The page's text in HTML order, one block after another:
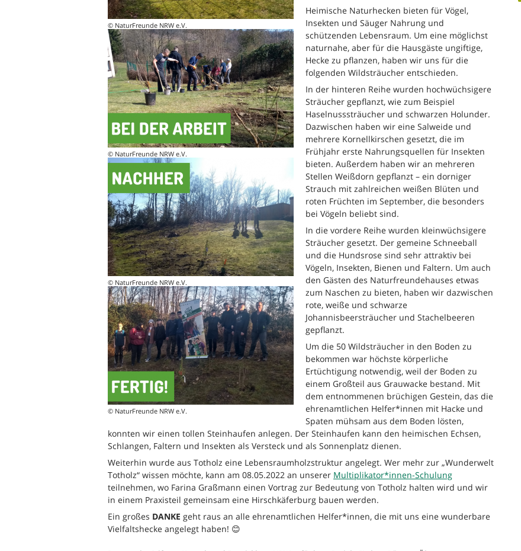
© NaturFreunde NRW e.V.
© NaturFreunde NRW e.V.
© NaturFreunde NRW e.V.
© NaturFreunde NRW e.V.
Heimische Naturhecken bieten für Vögel,
Insekten und Säuger Nahrung und
schützenden Lebensraum. Um eine möglichst
naturnahe, aber für die Hausgäste ungiftige,
Hecke zu pflanzen, haben wir uns für die
folgenden Wildsträucher entschieden.
In der hinteren Reihe wurden hochwüchsigere
Sträucher gepflanzt, wie zum Beispiel
Haselnusssträucher und schwarzen Holunder.
Dazwischen haben wir eine Salweide und
mehrere Kornellkirschen gesetzt, die im
Frühjahr erste Nahrungsquellen für Insekten
bieten. Außerdem haben wir an mehreren
Stellen Weißdorn gepflanzt – ein dorniger
Strauch mit zahlreichen weißen Blüten und
roten Früchten im September, die besonders
bei Vögeln beliebt sind.
In die vordere Reihe wurden kleinwüchsigere
Sträucher gesetzt. Der gemeine Schneeball
und die Hundsrose sind sehr attraktiv bei
Vögeln, Insekten, Bienen und Faltern. Um auch
den Gästen des Naturfreundehauses etwas
zum Naschen zu bieten, haben wir dazwischen
rote, weiße und schwarze
Johannisbeersträucher und Stachelbeeren
gepflanzt.
Um die 50 Wildsträucher in den Boden zu
bekommen war höchste körperliche
Ertüchtigung notwendig, weil der Boden zu
einem Großteil aus Grauwacke bestand. Mit
dem entnommenen brüchigen Gestein, das die
ehrenamtlichen Helfer*innen mit Hacke und
Spaten mühsam aus dem Boden lösten,
konnten wir einen tollen Steinhaufen anlegen. Der Steinhaufen kann den heimischen Echsen,
Schlangen, Faltern und Insekten als Versteck und als Sonnenplatz dienen.
Weiterhin wurde aus Totholz eine Lebensraumholzstruktur angelegt. Wer mehr zur „Wunderwelt
Totholz“ wissen möchte, kann am 08.05.2022 an unserer Multiplikator*innen-Schulung
teilnehmen, wo Farina Graßmann einen Vortrag zur Bedeutung von Totholz halten wird und wir
in einem Praxisteil gemeinsam eine Hirschkäferburg bauen werden.
Ein großes DANKE geht raus an alle ehrenamtlichen Helfer*innen, die mit uns eine wunderbare
Vielfaltshecke angelegt haben! 😊